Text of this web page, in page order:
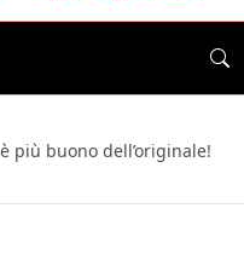
più buono dell’originale!